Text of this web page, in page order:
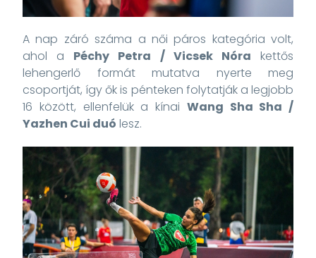
A nap záró száma a női páros kategória volt,
ahol a Péchy Petra / Vicsek Nóra kettős
lehengerlő formát mutatva nyerte meg
csoportját, így ők is pénteken folytatják a legjobb
16 között, ellenfelük a kínai Wang Sha Sha /
Yazhen Cui duó lesz.